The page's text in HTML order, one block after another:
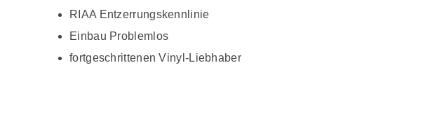
RIAA Entzerrungskennlinie
Einbau Problemlos
fortgeschrittenen Vinyl-Liebhaber